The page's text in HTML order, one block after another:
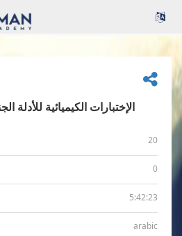
الإختبارات الكيميائية للأدلة
20
0
5:42:23
arabic